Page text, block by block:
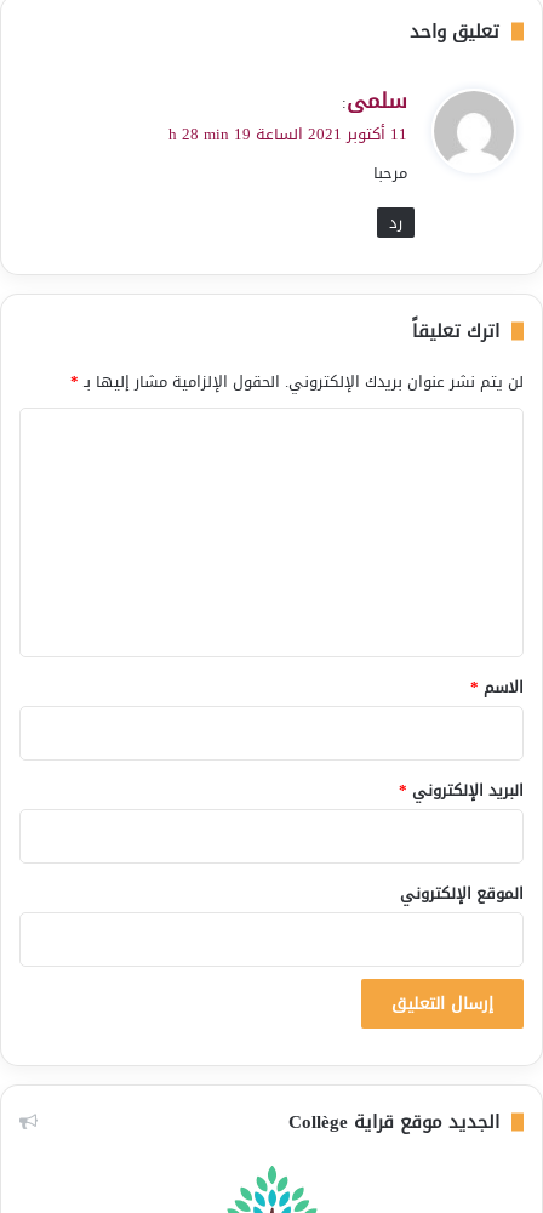
تعليق واحد
ي
ق
ل
سلمى:
11 أكتوبر 2021 الساعة 19 h 28 min
مرحبا
رد
اترك تعليقاً
لن يتم نشر عنوان بريدك الإلكتروني. الحقول الإلزامية مشار إليها بـ*
*
الاسم *
البريد الإلكتروني *
الموقع الإلكتروني
الجديد موقع قراية Collège